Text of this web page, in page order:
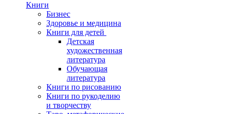
Книги
Бизнес
Здоровье и медицина
Книги для детей
Детская
художественная
литература
Обучающая
литература
Книги по рисованию
Книги по рукоделию
и творчеству